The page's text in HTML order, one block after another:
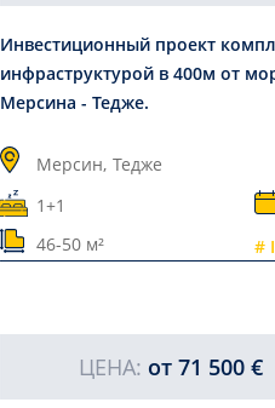
Инвестиционный проект
инфраструктурой в 400м от
Мерсина - Тедже.
Мерсин, Тедже
1+1
46-50 м²
#
ЦЕНА: от 71 500 €